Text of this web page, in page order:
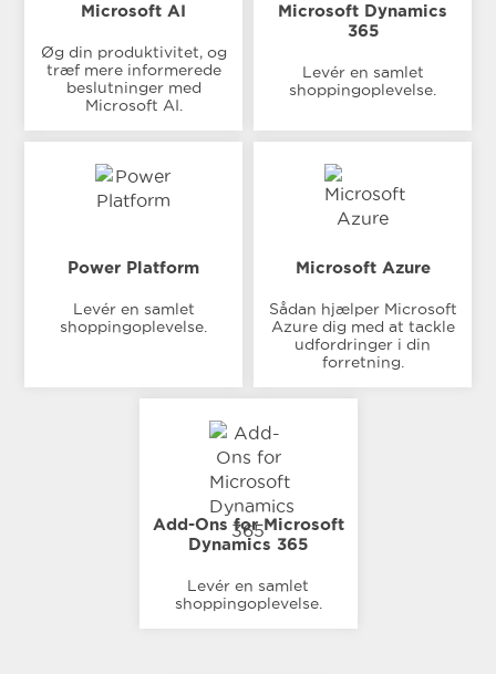
Microsoft AI
Øg din produktivitet, og
træf mere informerede
beslutninger med
Microsoft AI.
Microsoft Dynamics
365
Levér en samlet
shoppingoplevelse.
Power Platform
Levér en samlet
shoppingoplevelse.
Microsoft Azure
Sådan hjælper Microsoft
Azure dig med at tackle
udfordringer i din
forretning.
Add-Ons for Microsoft
Dynamics 365
Levér en samlet
shoppingoplevelse.